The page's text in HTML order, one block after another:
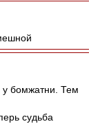
бомжатни. Тем
судьба